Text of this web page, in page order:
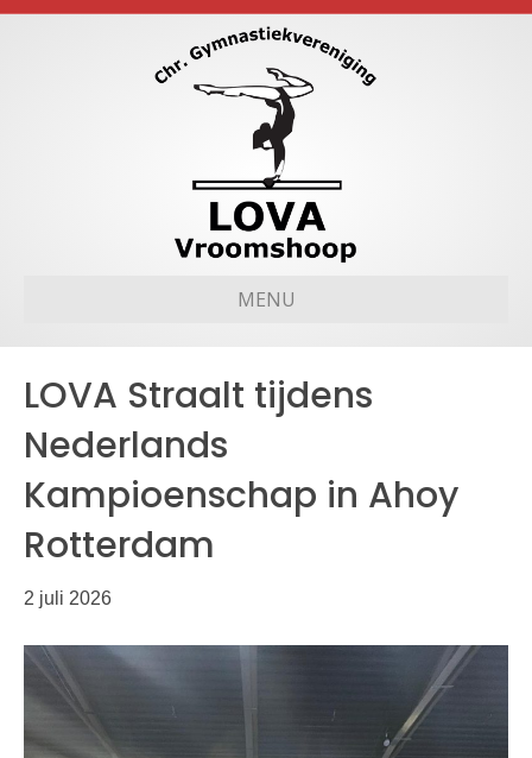
MENU
LOVA Straalt tijdens
Nederlands
Kampioenschap in Ahoy
Rotterdam
2 juli 2026